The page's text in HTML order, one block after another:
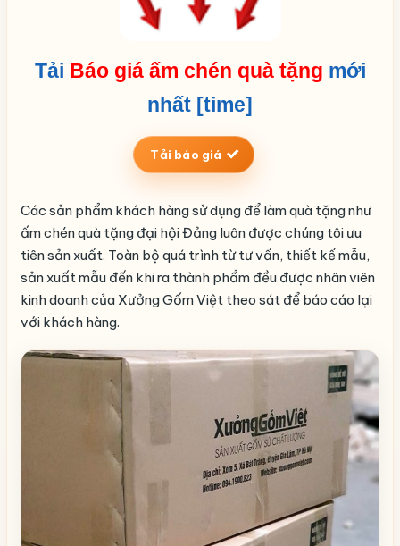
Tải Báo giá ấm chén quà tặng mới
nhất [time]
Tải báo giá
Các sản phẩm khách hàng sử dụng để làm quà tặng như
ấm chén quà tặng đại hội Đảng luôn được chúng tôi ưu
tiên sản xuất. Toàn bộ quá trình từ tư vấn, thiết kế mẫu,
sản xuất mẫu đến khi ra thành phẩm đều được nhân viên
kinh doanh của Xưởng Gốm Việt theo sát để báo cáo lại
với khách hàng.